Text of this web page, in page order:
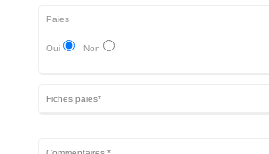
Paies
Oui Non